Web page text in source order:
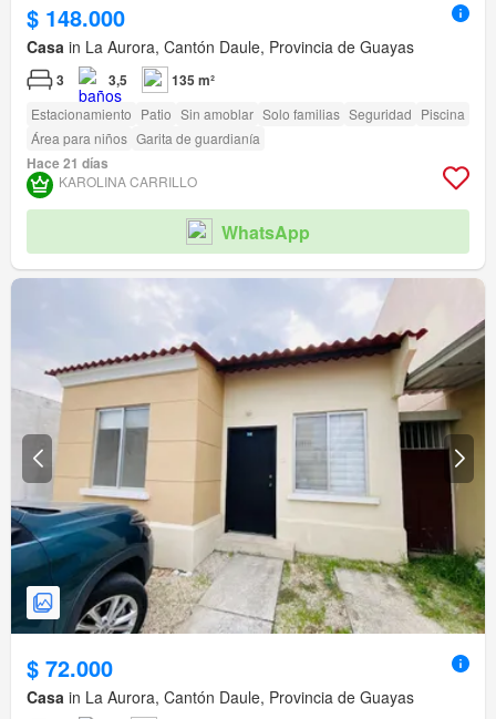
$ 148.000
Casa in La Aurora, Cantón Daule, Provincia de Guayas
3 3,5 135 m²
Estacionamiento Patio Sin amoblar Solo familias Seguridad Piscina
Área para niños Garita de guardianía
Hace 21 días
KAROLINA CARRILLO
WhatsApp
$ 72.000
Casa in La Aurora, Cantón Daule, Provincia de Guayas